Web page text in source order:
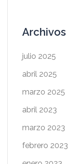
Archivos
julio 2025
abril 2025
marzo 2025
abril 2023
marzo 2023
febrero 2023